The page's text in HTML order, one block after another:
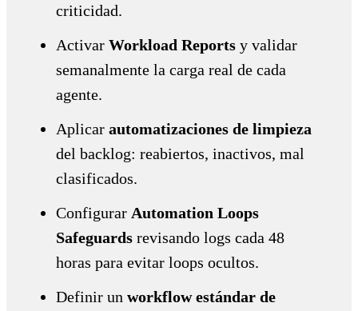
criticidad.
Activar Workload Reports y validar
semanalmente la carga real de cada
agente.
Aplicar automatizaciones de limpieza
del backlog: reabiertos, inactivos, mal
clasificados.
Configurar Automation Loops
Safeguards revisando logs cada 48
horas para evitar loops ocultos.
Definir un workflow estándar de